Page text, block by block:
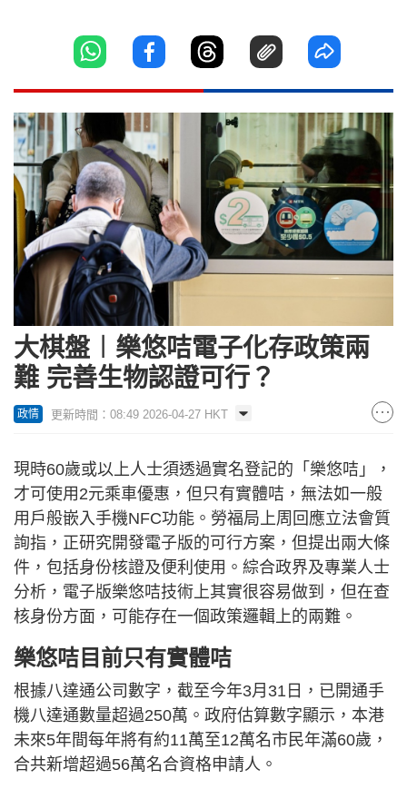
大棋盤︱樂悠咭電子化存政策兩
難 完善生物認證可行？
政情 更新時間：08:49 2026-04-27 HKT
現時60歲或以上人士須透過實名登記的「樂悠咭」，
才可使用2元乘車優惠，但只有實體咭，無法如一般
用戶般嵌入手機NFC功能。勞福局上周回應立法會質
詢指，正研究開發電子版的可行方案，但提出兩大條
件，包括身份核證及便利使用。綜合政界及專業人士
分析，電子版樂悠咭技術上其實很容易做到，但在查
核身份方面，可能存在一個政策邏輯上的兩難。
樂悠咭目前只有實體咭
根據八達通公司數字，截至今年3月31日，已開通手
機八達通數量超過250萬。政府估算數字顯示，本港
未來5年間每年將有約11萬至12萬名市民年滿60歲，
合共新增超過56萬名合資格申請人。